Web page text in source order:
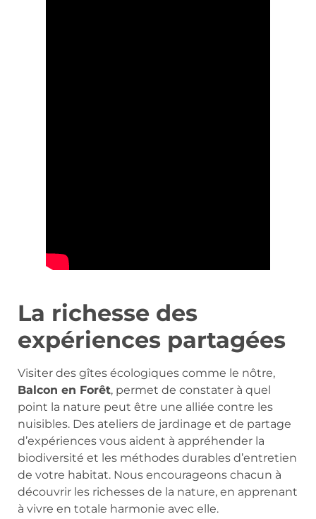
La richesse des
expériences partagées
Visiter des gîtes écologiques comme le nôtre,
Balcon en Forêt, permet de constater à quel
point la nature peut être une alliée contre les
nuisibles. Des ateliers de jardinage et de partage
d’expériences vous aident à appréhender la
biodiversité et les méthodes durables d’entretien
de votre habitat. Nous encourageons chacun à
découvrir les richesses de la nature, en apprenant
à vivre en totale harmonie avec elle.